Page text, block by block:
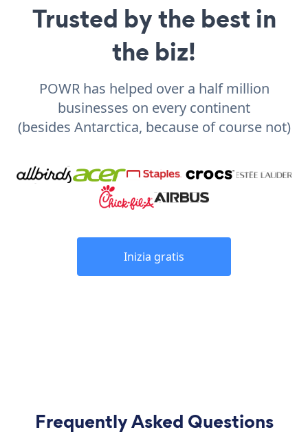
Trusted by the best in
the biz!
POWR has helped over a half million
businesses on every continent
(besides Antarctica, because of course not)
Inizia gratis
Frequently Asked Questions